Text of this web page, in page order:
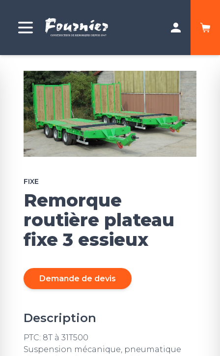
FIXE
Remorque
routière plateau
fixe 3 essieux
Demande de devis
Description
PTC: 8T à 31T500
Suspension mécanique, pneumatique